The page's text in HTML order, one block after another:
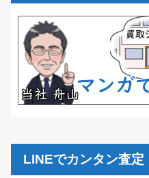
LINEでカンタン査定